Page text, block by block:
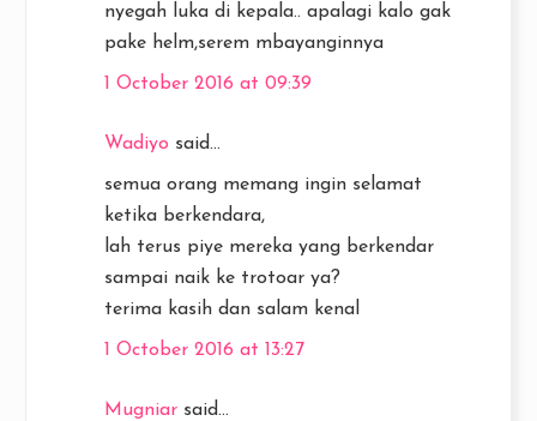
nyegah luka di kepala.. apalagi kalo gak
pake helm,serem mbayanginnya
1 October 2016 at 09:39
Wadiyo said...
semua orang memang ingin selamat
ketika berkendara,
lah terus piye mereka yang berkendar
sampai naik ke trotoar ya?
terima kasih dan salam kenal
1 October 2016 at 13:27
Mugniar said...